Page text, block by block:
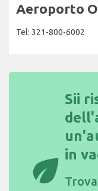
Aeroporto
Tel: 321-800-6002
eco
Sii
in